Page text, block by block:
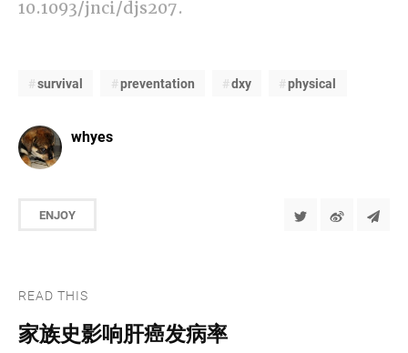
10.1093/jnci/djs207.
survival preventation dxy physical
whyes
ENJOY
READ THIS
家族史影响肝癌发病率